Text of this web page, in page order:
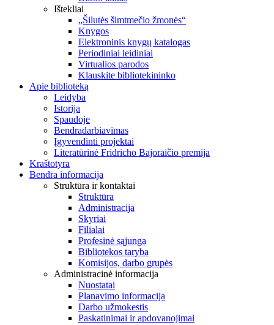
Ištekliai
„Šilutės šimtmečio žmonės“
Knygos
Elektroninis knygų katalogas
Periodiniai leidiniai
Virtualios parodos
Klauskite bibliotekininko
Apie biblioteką
Leidyba
Istorija
Spaudoje
Bendradarbiavimas
Įgyvendinti projektai
Literatūrinė Fridricho Bajoraičio premija
Kraštotyra
Bendra informacija
Struktūra ir kontaktai
Struktūra
Administracija
Skyriai
Filialai
Profesinė sąjunga
Bibliotekos taryba
Komisijos, darbo grupės
Administracinė informacija
Nuostatai
Planavimo informacija
Darbo užmokestis
Paskatinimai ir apdovanojimai